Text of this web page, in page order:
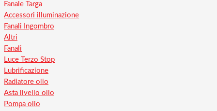
Fanale Targa
Accessori illuminazione
Fanali Ingombro
Altri
Fanali
Luce Terzo Stop
Lubrificazione
Radiatore olio
Asta livello olio
Pompa olio